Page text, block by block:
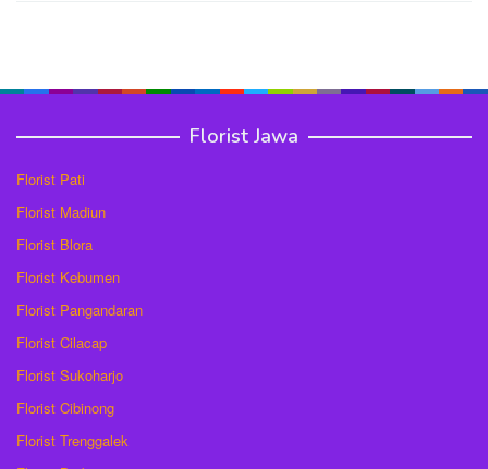
Florist Jawa
Florist Pati
Florist Madiun
Florist Blora
Florist Kebumen
Florist Pangandaran
Florist Cilacap
Florist Sukoharjo
Florist Cibinong
Florist Trenggalek